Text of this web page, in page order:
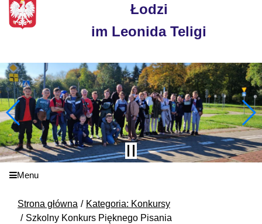
Łodzi
im Leonida Teligi
Menu
Strona główna
Kategoria: Konkursy
Szkolny Konkurs Pięknego Pisania